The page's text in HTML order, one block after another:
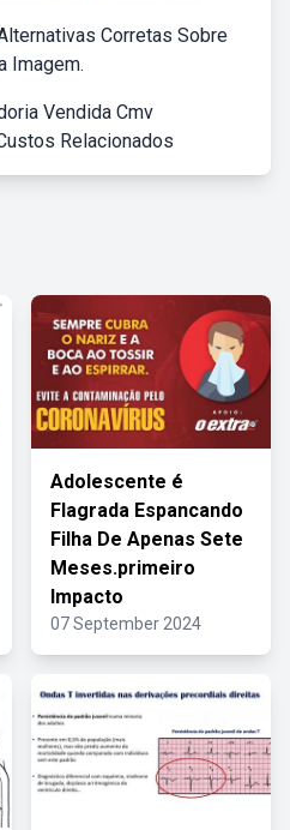
Corretas Sobre
Imagem.
Vendida Cmv
Relacionados
Adolescente é
Flagrada Espancando
Filha De Apenas Sete
Meses.primeiro
Impacto
07 September 2024